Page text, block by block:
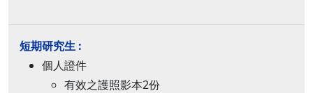
個人證件
有效之護照影本2份